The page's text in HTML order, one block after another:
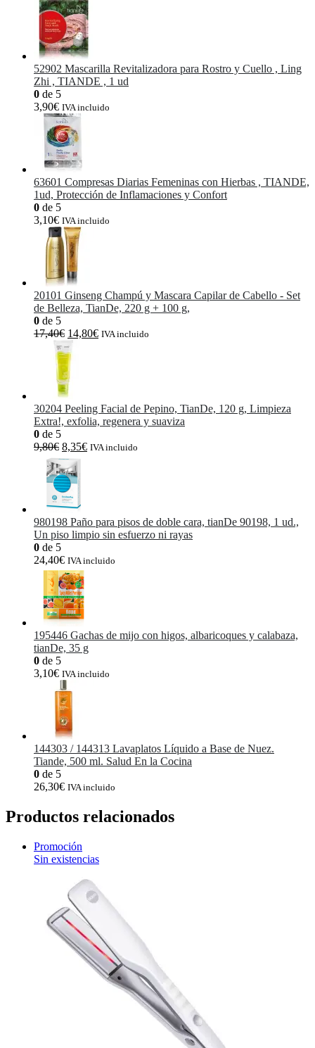
52902 Mascarilla Revitalizadora para Rostro y Cuello , Ling
Zhi , TIANDE , 1 ud
0 de 5
3,90€ IVA incluido
63601 Compresas Diarias Femeninas con Hierbas , TIANDE,
1ud, Protección de Inflamaciones y Confort
0 de 5
3,10€ IVA incluido
20101 Ginseng Champú y Mascara Capilar de Cabello - Set
de Belleza, TianDe, 220 g + 100 g,
0 de 5
17,40€ El
precio
original
era:
17,40€.
14,80€ElIVA incluido
30204 Peeling Facial de Pepino, TianDe, 120 g, Limpieza
Extra!, exfolia, regenera y suaviza
0 de 5
9,80€ El
precio
original
era:
9,80€.
8,35€ElIVA incluido
980198 Paño para pisos de doble cara, tianDe 90198, 1 ud.,
Un piso limpio sin esfuerzo ni rayas
0 de 5
24,40€ IVA incluido
195446 Gachas de mijo con higos, albaricoques y calabaza,
tianDe, 35 g
0 de 5
3,10€ IVA incluido
144303 / 144313 Lavaplatos Líquido a Base de Nuez.
Tiande, 500 ml. Salud En la Cocina
0 de 5
26,30€ IVA incluido
Productos relacionados
Promoción
Sin existencias